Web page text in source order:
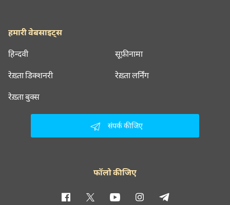
हमारी वेबसाइट्स
हिन्दवी सूफ़ीनामा
रेख़्ता डिक्शनरी रेख़्ता लर्निंग
रेख़्ता बुक्स
संपर्क कीजिए
फॉलो कीजिए